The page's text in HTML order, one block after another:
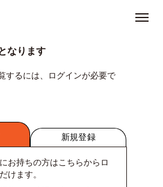
NEWS
TICKET
ジ
ジ
林
の
なります
するには、ログインが必要で
新規登録
お持ちの方はこちらからロ
けます。